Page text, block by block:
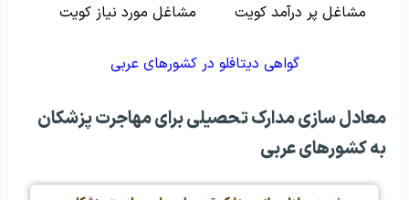
مشاغل پر درآمد کویت مشاغل مورد نیاز کویت
گواهی دیتافلو در کشورهای عربی
معادل سازی مدارک تحصیلی برای مهاجرت پزشکان
به کشورهای عربی